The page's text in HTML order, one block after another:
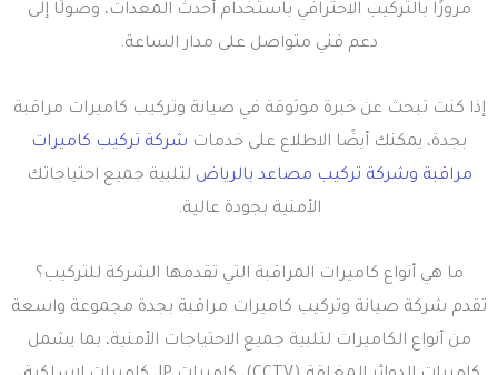
مرورًا بالتركيب الاحترافي باستخدام أحدث المعدات، وصولًا إلى
دعم فني متواصل على مدار الساعة.
إذا كنت تبحث عن خبرة موثوقة في صيانة وتركيب كاميرات مراقبة
بجدة، يمكنك أيضًا الاطلاع على خدمات شركة تركيب كاميرات
مراقبة وشركة تركيب مصاعد بالرياض لتلبية جميع احتياجاتك
الأمنية بجودة عالية.
ما هي أنواع كاميرات المراقبة التي تقدمها الشركة للتركيب؟
تقدم شركة صيانة وتركيب كاميرات مراقبة بجدة مجموعة واسعة
من أنواع الكاميرات لتلبية جميع الاحتياجات الأمنية، بما يشمل